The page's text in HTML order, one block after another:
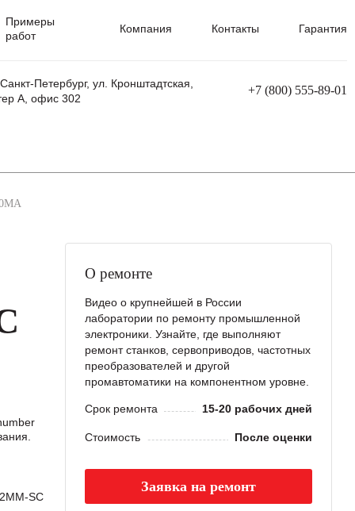
Примеры
работ
Компания Контакты Гарантия
Петербург, ул. Кронштадтская,
А, офис 302
+7 (800) 555-89-01
SC
О ремонте
Видео о крупнейшей в России
лаборатории по ремонту промышленной
электроники. Узнайте, где выполняют
ремонт станков, сервоприводов, частотных
преобразователей и другой
промавтоматики на компонентном уровне.
Срок ремонта 15-20 рабочих дней
Стоимость После оценки
Заявка на ремонт